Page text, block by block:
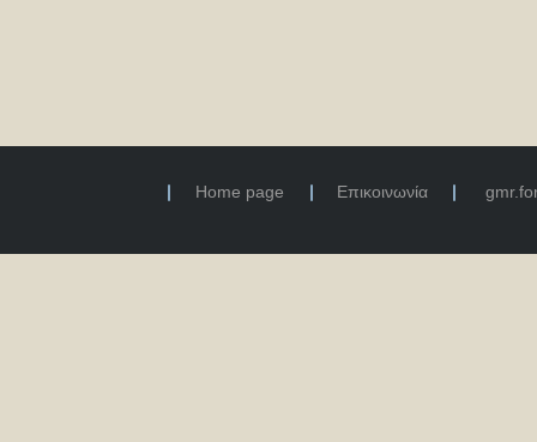
Home page Επικοινωνία